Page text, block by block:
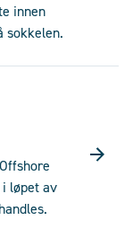
innen
sokkelen.
løpet av